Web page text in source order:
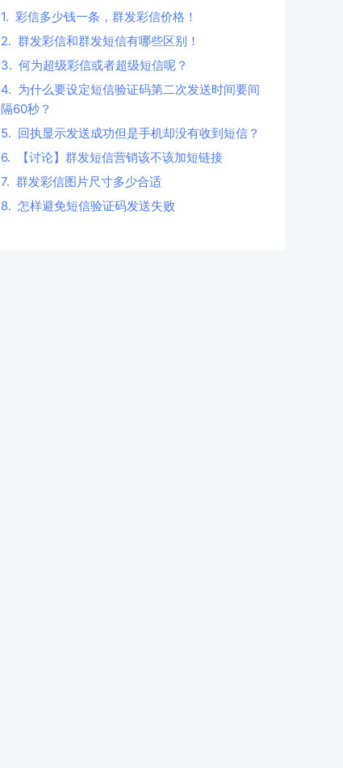
1. 彩信多少钱一条，群发彩信价格！
2. 群发彩信和群发短信有哪些区别！
3. 何为超级彩信或者超级短信呢？
4. 为什么要设定短信验证码第二次发送时间要间
隔60秒？
5. 回执显示发送成功但是手机却没有收到短信？
6.
【讨论】群发短信营销该不该加短链接
7. 群发彩信图片尺寸多少合适
8. 怎样避免短信验证码发送失败